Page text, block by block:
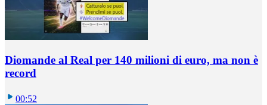
Diomande al Real per 140 milioni di euro, ma non è
record
00:52